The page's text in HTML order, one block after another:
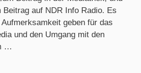
Beitrag auf NDR Info Radio. Es
geben für das
und den Umgang mit den
…